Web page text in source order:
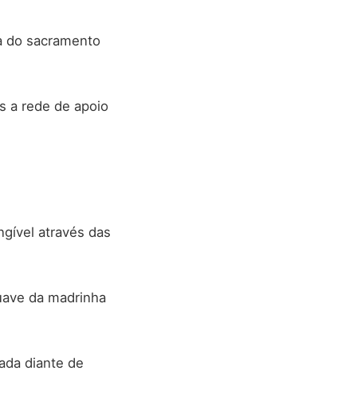
do sacramento
a rede de apoio
através das
da madrinha
diante de